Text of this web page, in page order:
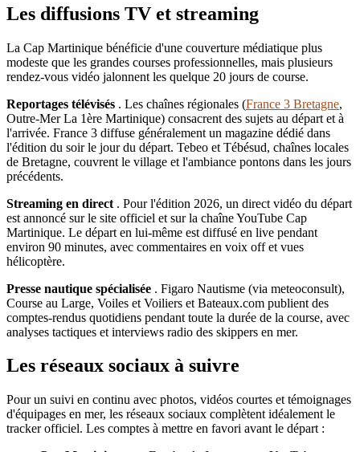
Les diffusions TV et streaming
La Cap Martinique bénéficie d'une couverture médiatique plus
modeste que les grandes courses professionnelles, mais plusieurs
rendez-vous vidéo jalonnent les quelque 20 jours de course.
Reportages télévisés . Les chaînes régionales (France 3 Bretagne,
Outre-Mer La 1ère Martinique) consacrent des sujets au départ et à
l'arrivée. France 3 diffuse généralement un magazine dédié dans
l'édition du soir le jour du départ. Tebeo et Tébésud, chaînes locales
de Bretagne, couvrent le village et l'ambiance pontons dans les jours
précédents.
Streaming en direct . Pour l'édition 2026, un direct vidéo du départ
est annoncé sur le site officiel et sur la chaîne YouTube Cap
Martinique. Le départ en lui-même est diffusé en live pendant
environ 90 minutes, avec commentaires en voix off et vues
hélicoptère.
Presse nautique spécialisée . Figaro Nautisme (via meteoconsult),
Course au Large, Voiles et Voiliers et Bateaux.com publient des
comptes-rendus quotidiens pendant toute la durée de la course, avec
analyses tactiques et interviews radio des skippers en mer.
Les réseaux sociaux à suivre
Pour un suivi en continu avec photos, vidéos courtes et témoignages
d'équipages en mer, les réseaux sociaux complètent idéalement le
tracker officiel. Les comptes à mettre en favori avant le départ :